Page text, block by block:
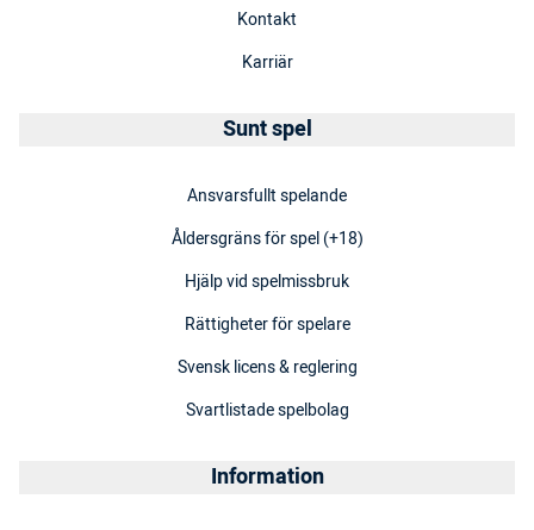
Kontakt
Karriär
Sunt spel
Ansvarsfullt spelande
Åldersgräns för spel (+18)
Hjälp vid spelmissbruk
Rättigheter för spelare
Svensk licens & reglering
Svartlistade spelbolag
Information